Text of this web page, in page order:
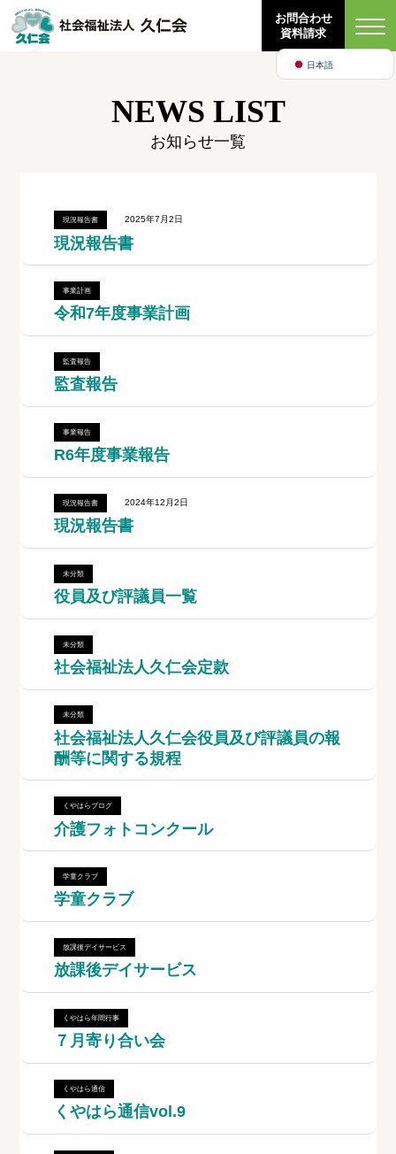
お問合わせ
資料請求
NEWS LIST
お知らせ一覧
現況報告書 2025年7月2日
現況報告書
事業計画
令和7年度事業計画
監査報告
監査報告
事業報告
R6年度事業報告
現況報告書 2024年12月2日
現況報告書
未分類
役員及び評議員一覧
未分類
社会福祉法人久仁会定款
未分類
社会福祉法人久仁会役員及び評議員の報
酬等に関する規程
くやはらブログ
介護フォトコンクール
学童クラブ
学童クラブ
放課後デイサービス
放課後デイサービス
くやはら年間行事
７月寄り合い会
くやはら通信
くやはら通信vol.9
日本語
English